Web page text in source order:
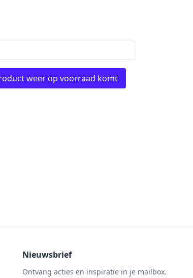
weer op voorraad komt
Nieuwsbrief
Ontvang acties en inspiratie in je mailbox.